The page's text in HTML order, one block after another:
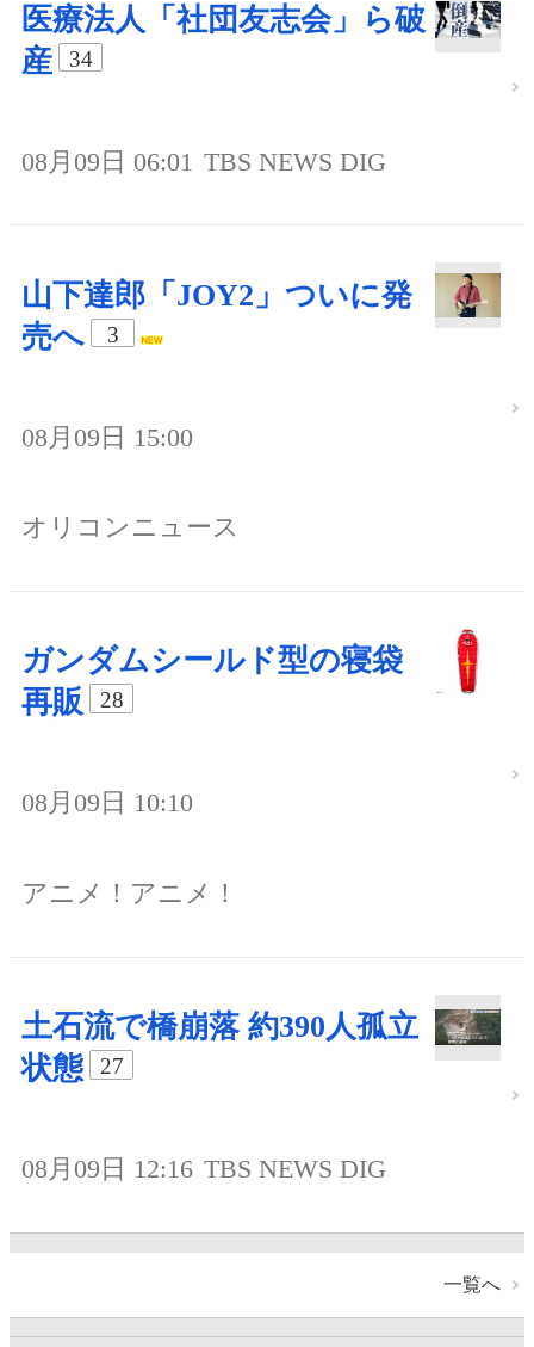
医療法人「社団友志会」ら破
産
34
08月09日 06:01 TBS NEWS DIG
山下達郎「JOY2」ついに発
売へ
3
08月09日 15:00
オリコンニュース
ガンダムシールド型の寝袋
再販
28
08月09日 10:10
アニメ！アニメ！
土石流で橋崩落 約390人孤立
状態
27
08月09日 12:16 TBS NEWS DIG
一覧へ